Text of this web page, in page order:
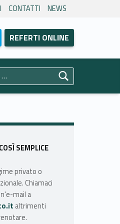
CONTATTI NEWS
REFERTI ONLINE
SEMPLICE
privato o
Chiamaci
mail a
altrimenti